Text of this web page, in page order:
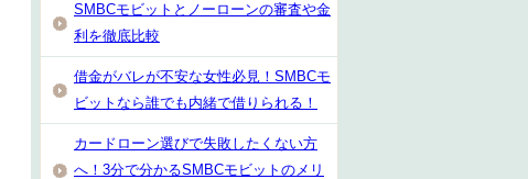
SMBCモビットとノーローンの審査や金
利を徹底比較
借金がバレが不安な女性必見！SMBCモ
ビットなら誰でも内緒で借りられる！
カードローン選びで失敗したくない方
へ！3分で分かるSMBCモビットのメリ